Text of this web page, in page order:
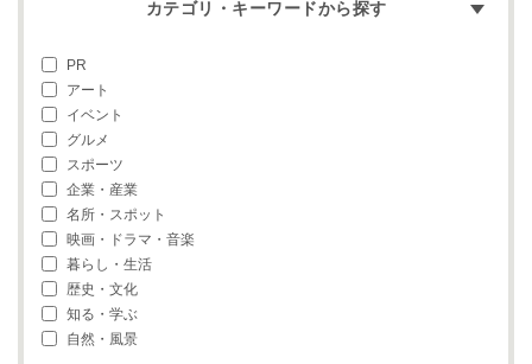
カテゴリ・キーワードから探す
PR
アート
イベント
グルメ
スポーツ
企業・産業
名所・スポット
映画・ドラマ・音楽
暮らし・生活
歴史・文化
知る・学ぶ
自然・風景